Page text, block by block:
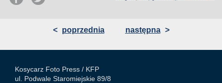
< poprzednia następna >
Kosycarz Foto Press / KFP
ul. Podwale Staromiejskie 89/8